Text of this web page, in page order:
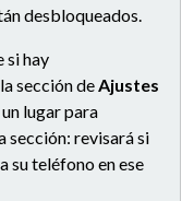
desbloqueados.
si hay
sección deAjustes
lugar para
sección: revisará si
su teléfono en ese